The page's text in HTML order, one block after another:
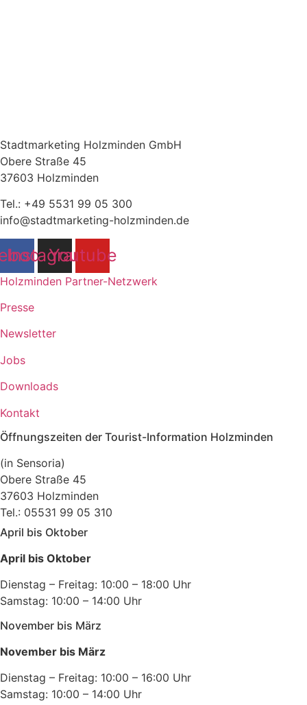
Stadtmarketing Holzminden GmbH
Obere Straße 45
37603 Holzminden
Tel.: +49 5531 99 05 300
info@stadtmarketing-holzminden.de
Instagram
Youtube
Holzminden Partner-Netzwerk
Presse
Newsletter
Jobs
Downloads
Kontakt
Öffnungszeiten der Tourist-Information Holzminden
(in Sensoria)
Obere Straße 45
37603 Holzminden
Tel.: 05531 99 05 310
April bis Oktober
April bis Oktober
Dienstag – Freitag: 10:00 – 18:00 Uhr
Samstag: 10:00 – 14:00 Uhr
November bis März
November bis März
Dienstag – Freitag: 10:00 – 16:00 Uhr
Samstag: 10:00 – 14:00 Uhr